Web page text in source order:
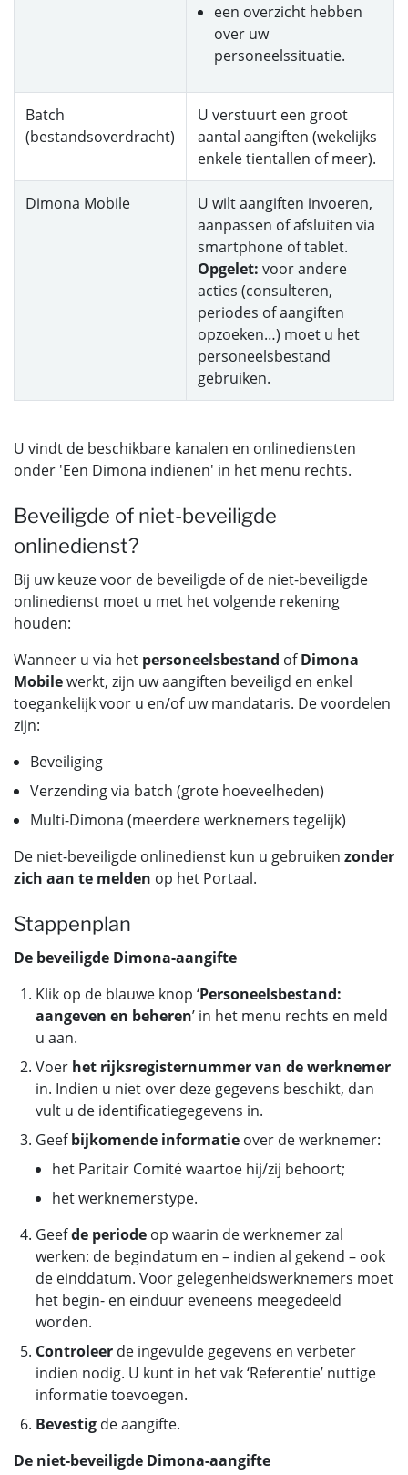
een overzicht hebben
over uw
personeelssituatie.
Batch
(bestandsoverdracht)
U verstuurt een groot
aantal aangiften (wekelijks
enkele tientallen of meer).
Dimona Mobile
U wilt aangiften invoeren,
aanpassen of afsluiten via
smartphone of tablet.
Opgelet: voor andere
acties (consulteren,
periodes of aangiften
opzoeken…) moet u het
personeelsbestand
gebruiken.
U vindt de beschikbare kanalen en onlinediensten
onder 'Een Dimona indienen' in het menu rechts.
Beveiligde of niet-beveiligde
onlinedienst?
Bij uw keuze voor de beveiligde of de niet-beveiligde
onlinedienst moet u met het volgende rekening
houden:
Wanneer u via het personeelsbestand ofDimona
Mobilewerkt, zijn uw aangiften beveiligd en enkel
toegankelijk voor u en/of uw mandataris. De voordelen
zijn:
Beveiliging
Verzending via batch (grote hoeveelheden)
Multi-Dimona (meerdere werknemers tegelijk)
De niet-beveiligde onlinedienst kun u gebruiken zonder
zich aan te melden op het Portaal.
Stappenplan
De beveiligde Dimona-aangifte
Klik op de blauwe knop ‘Personeelsbestand:
aangeven en beheren’ in het menu rechts en meld
u aan.
Voer het rijksregisternummer van de werknemer
in. Indien u niet over deze gegevens beschikt, dan
vult u de identificatiegegevens in.
Geefbijkomende informatie over de werknemer:
het Paritair Comité waartoe hij/zij behoort;
het werknemerstype.
Geefde periode op waarin de werknemer zal
werken: de begindatum en – indien al gekend – ook
de einddatum. Voor gelegenheidswerknemers moet
het begin- en einduur eveneens meegedeeld
worden.
Controleer de ingevulde gegevens en verbeter
indien nodig. U kunt in het vak ‘Referentie’ nuttige
informatie toevoegen.
Bevestig de aangifte.
De niet-beveiligde Dimona-aangifte